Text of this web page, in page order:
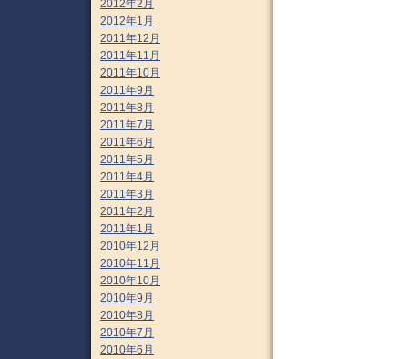
2012年2月
2012年1月
2011年12月
2011年11月
2011年10月
2011年9月
2011年8月
2011年7月
2011年6月
2011年5月
2011年4月
2011年3月
2011年2月
2011年1月
2010年12月
2010年11月
2010年10月
2010年9月
2010年8月
2010年7月
2010年6月